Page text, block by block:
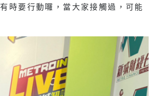
時要行動囉，當大家接觸過，可能